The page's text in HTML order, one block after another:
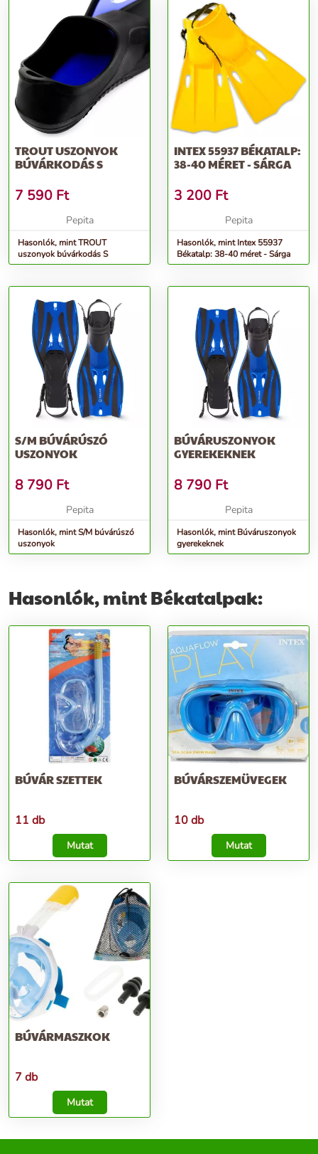
TROUT USZONYOK
BÚVÁRKODÁS S
7 590 Ft
Pepita
Hasonlók, mint TROUT
uszonyok búvárkodás S
INTEX 55937 BÉKATALP:
38-40 MÉRET - SÁRGA
3 200 Ft
Pepita
Hasonlók, mint Intex 55937
Békatalp: 38-40 méret - Sárga
S/M BÚVÁRÚSZÓ
USZONYOK
8 790 Ft
Pepita
Hasonlók, mint S/M búvárúszó
uszonyok
BÚVÁRUSZONYOK
GYEREKEKNEK
8 790 Ft
Pepita
Hasonlók, mint Búváruszonyok
gyerekeknek
Hasonlók, mint Békatalpak:
BÚVÁR SZETTEK
11 db
Mutat
BÚVÁRSZEMÜVEGEK
10 db
Mutat
BÚVÁRMASZKOK
7 db
Mutat